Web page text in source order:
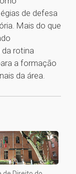
de defesa
Mais do que
rotina
a formação
da área.